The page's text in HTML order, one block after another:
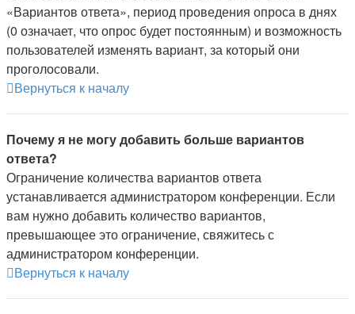
«Вариантов ответа», период проведения опроса в днях
(0 означает, что опрос будет постоянным) и возможность
пользователей изменять вариант, за который они
проголосовали.
Вернуться к началу
Почему я не могу добавить больше вариантов
ответа?
Ограничение количества вариантов ответа
устанавливается администратором конференции. Если
вам нужно добавить количество вариантов,
превышающее это ограничение, свяжитесь с
администратором конференции.
Вернуться к началу